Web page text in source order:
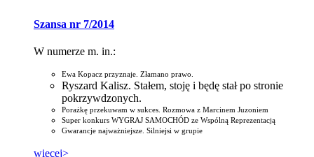
Szansa nr 7/2014
W numerze m. in.:
Ewa Kopacz przyznaje. Złamano prawo.
Ryszard Kalisz. Stałem, stoję i będę stał po stronie
pokrzywdzonych.
Porażkę przekuwam w sukces. Rozmowa z Marcinem Juzoniem
Super konkurs WYGRAJ SAMOCHÓD ze Wspólną Reprezentacją
Gwarancje najważniejsze. Silniejsi w grupie
więcej>